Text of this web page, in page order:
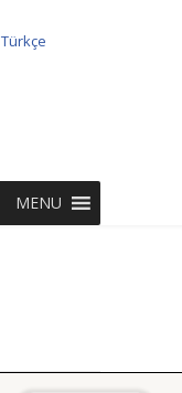
Türkçe
MENU